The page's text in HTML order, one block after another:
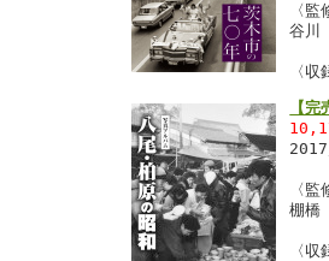
〈監
谷川
〈
【
〈監
棚橋
〈